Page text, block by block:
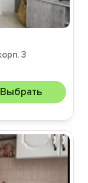
3
Выбрать